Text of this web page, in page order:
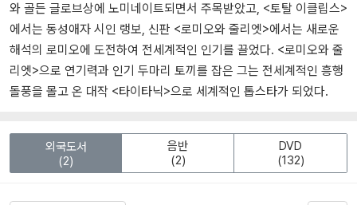
와 골든 글로브상에 노미네이트되면서 주목받았고, <토탈 이클립스>
에서는 동성애자 시인 랭보, 신판 <로미오와 줄리엣>에서는 새로운
해석의 로미오에 도전하여 전세계적인 인기를 끌었다. <로미오와 줄
리엣>으로 연기력과 인기 두마리 토끼를 잡은 그는 전세계적인 흥행
돌풍을 몰고 온 대작 <타이타닉>으로 세계적인 톱스타가 되었다.
외국도서
(2)
음반
(2)
DVD
(132)